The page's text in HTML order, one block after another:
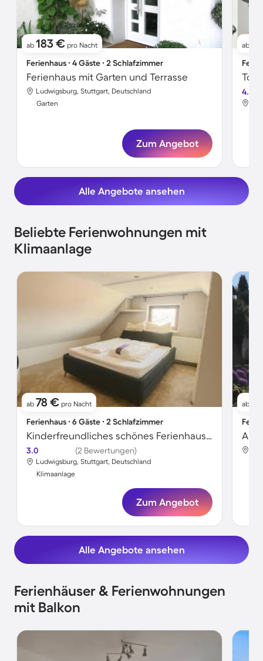
ab 183 € pro Nacht
Ferienhaus ∙ 4 Gäste ∙ 2 Schlafzimmer
Ferienhaus mit Garten und Terrasse
Ludwigsburg, Stuttgart, Deutschland
Garten
Zum Angebot
ab
4.0
Alle Angebote ansehen
Beliebte Ferienwohnungen mit
Klimaanlage
ab 78 € pro Nacht
Ferienhaus ∙ 6 Gäste ∙ 2 Schlafzimmer
Kinderfreundliches schönes Ferienhaus mit Grill | Haustiere erlaubt
3.0 (2 Bewertungen)
Ludwigsburg, Stuttgart, Deutschland
Klimaanlage
Zum Angebot
ab
Alle Angebote ansehen
Ferienhäuser & Ferienwohnungen
mit Balkon